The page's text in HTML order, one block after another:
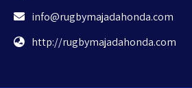
info@rugbymajadahonda.com
http://rugbymajadahonda.com